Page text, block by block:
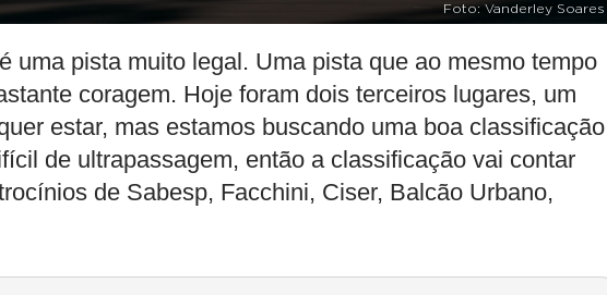
Foto: Vanderley Soares
uma pista muito legal. Uma pista que ao mesmo tempo
coragem. Hoje foram dois terceiros lugares, um
estar, mas estamos buscando uma boa classificação
de ultrapassagem, então a classificação vai contar
de Sabesp, Facchini, Ciser, Balcão Urbano,